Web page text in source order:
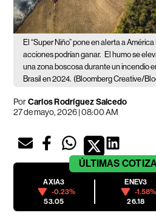
El “Super Niño” pone en alerta a
acciones podrían ganar. El humo se
una zona boscosa durante un incendio
Brasil en 2024. (Bloomberg Creative/
PorCarlos Rodríguez Salcedo
27 de mayo, 2026 | 08:00 AM
ÚLTIMAS
AXIA3
-0.23%
53.05
ENEV3
-1.58%
26.18